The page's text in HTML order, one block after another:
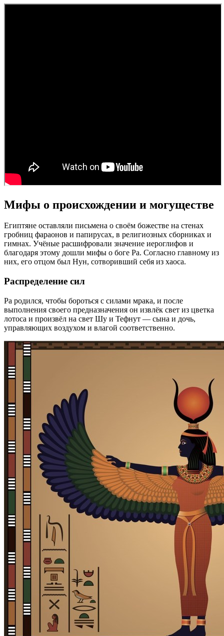
Мифы о происхождении и могуществе
Египтяне оставляли письмена о своём божестве на стенах
гробниц фараонов и папирусах, в религиозных сборниках и
гимнах. Учёные расшифровали значение иероглифов и
благодаря этому дошли мифы о боге Ра. Согласно главному из
них, его отцом был Нун, сотворивший себя из хаоса.
Распределение сил
Ра родился, чтобы бороться с силами мрака, и после
выполнения своего предназначения он извлёк свет из цветка
лотоса и произвёл на свет Шу и Тефнут — сына и дочь,
управляющих воздухом и влагой соответственно.